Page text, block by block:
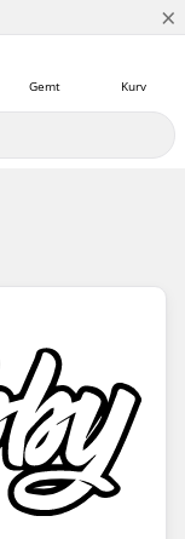
×
Kurv
Gemt